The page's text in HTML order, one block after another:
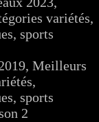
variétés,
sports
Meilleurs
sports
2